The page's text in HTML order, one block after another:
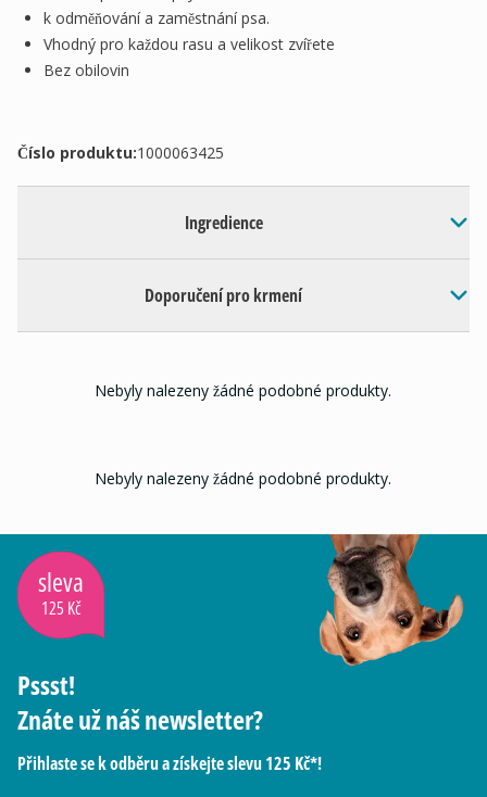
k odměňování a zaměstnání psa.
Vhodný pro každou rasu a velikost zvířete
Bez obilovin
Číslo produktu:1000063425
Ingredience
Doporučení pro krmení
Nebyly nalezeny žádné podobné produkty.
Nebyly nalezeny žádné podobné produkty.
sleva
125 Kč
Pssst!
Znáte už náš newsletter?
Přihlaste se k odběru a získejte slevu 125 Kč*!